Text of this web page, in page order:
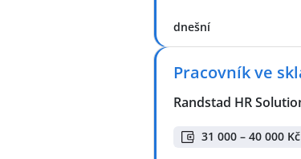
dnešní
Pracovník ve
Randstad HR
31 000 – 40 000 Kč